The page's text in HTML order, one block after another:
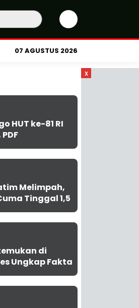
07 AGUSTUS 2026
x
HUT ke-81 RI
Melimpah,
Tinggal 1,5
di
Ungkap Fakta